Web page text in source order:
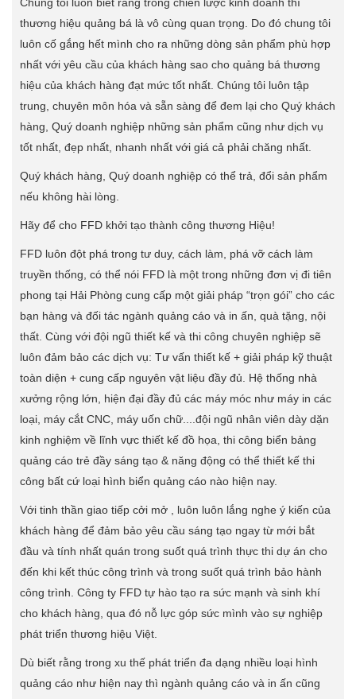
thương hiệu quảng bá là vô cùng quan trọng. Do đó chung tôi
luôn cố gắng hết mình cho ra những dòng sản phẩm phù hợp
nhất với yêu cầu của khách hàng sao cho quảng bá thương
hiệu của khách hàng đạt mức tốt nhất. Chúng tôi luôn tập
trung, chuyên môn hóa và sẵn sàng để đem lại cho Quý khách
hàng, Quý doanh nghiệp những sản phẩm cũng như dịch vụ
tốt nhất, đẹp nhất, nhanh nhất với giá cả phải chăng nhất.
Quý khách hàng, Quý doanh nghiệp có thể trả, đổi sản phẩm
nếu không hài lòng.
Hãy để cho FFD khởi tạo thành công thương Hiệu!
FFD luôn đột phá trong tư duy, cách làm, phá vỡ cách làm
truyền thống, có thể nói FFD là một trong những đơn vị đi tiên
phong tại Hải Phòng cung cấp một giải pháp “trọn gói” cho các
bạn hàng và đối tác ngành quảng cáo và in ấn, quà tặng, nội
thất. Cùng với đội ngũ thiết kế và thi công chuyên nghiệp sẽ
luôn đảm bảo các dịch vụ: Tư vấn thiết kế + giải pháp kỹ thuật
toàn diện + cung cấp nguyên vật liệu đầy đủ. Hệ thống nhà
xưởng rộng lớn, hiện đại đầy đủ các máy móc như máy in các
loại, máy cắt CNC, máy uốn chữ....đội ngũ nhân viên dày dặn
kinh nghiệm về lĩnh vực thiết kế đồ họa, thi công biển bảng
quảng cáo trẻ đầy sáng tạo & năng động có thể thiết kế thi
công bất cứ loại hình biển quảng cáo nào hiện nay.
Với tinh thần giao tiếp cởi mở , luôn luôn lắng nghe ý kiến của
khách hàng để đảm bảo yêu cầu sáng tạo ngay từ mới bắt
đầu và tính nhất quán trong suốt quá trình thực thi dự án cho
đến khi kết thúc công trình và trong suốt quá trình bảo hành
công trình. Công ty FFD tự hào tạo ra sức mạnh và sinh khí
cho khách hàng, qua đó nỗ lực góp sức mình vào sự nghiệp
phát triển thương hiệu Việt.
Dù biết rằng trong xu thế phát triển đa dạng nhiều loại hình
quảng cáo như hiện nay thì ngành quảng cáo và in ấn cũng